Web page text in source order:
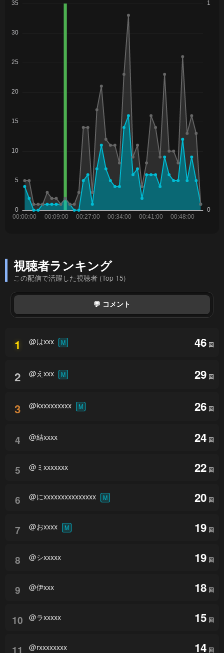
視聴者ランキング
この配信で活躍した視聴者 (Top 15)
💬 コメント
1 @はxxx M 46 回
2 @えxxx M 29 回
3 @kxxxxxxxxx M 26 回
4 @結xxxx 24 回
5 @ミxxxxxxx 22 回
6 @にxxxxxxxxxxxxxxx M 20 回
7 @おxxxx M 19 回
8 @シxxxxx 19 回
9 @伊xxx 18 回
10 @ラxxxxx 15 回
11 @rxxxxxxxx 14 回